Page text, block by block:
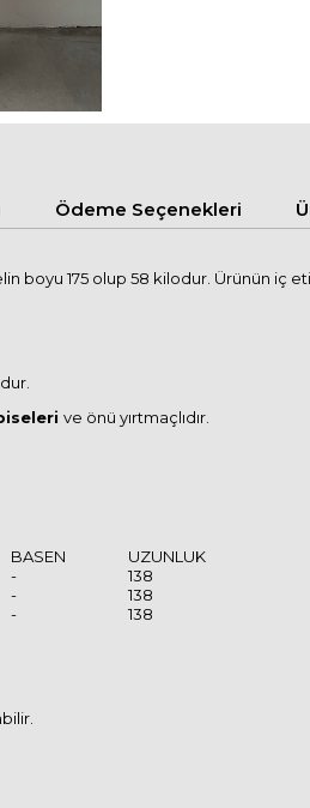
Ödeme Seçenekleri
boyu 175 olup 58 kilodur. Ürünün iç
ve önü yırtmaçlıdır.
BASEN
UZUNLUK
-
138
-
138
- 138